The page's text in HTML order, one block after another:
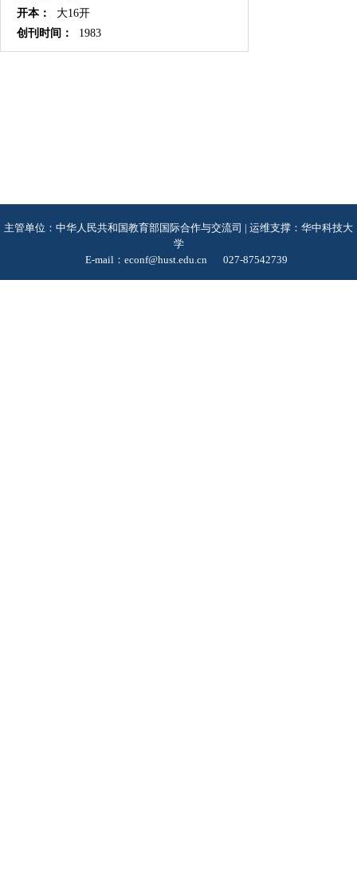
开本：
大16开
创刊时间：
1983
主管单位：中华人民共和国教育部国际合作与交流司 | 运维支撑：华中科技大
学
E-mail：econf@hust.edu.cn
027-87542739